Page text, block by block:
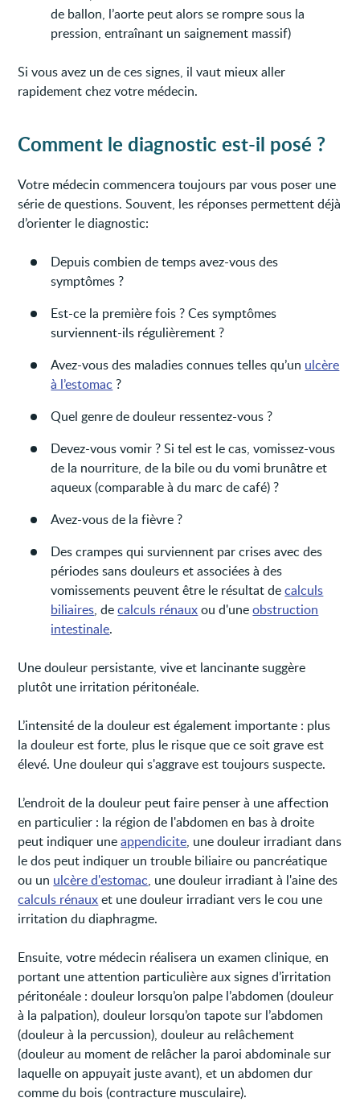
de ballon, l’aorte peut alors se rompre sous la
pression, entraînant un saignement massif)
Si vous avez un de ces signes, il vaut mieux aller
rapidement chez votre médecin.
Comment le diagnostic est-il posé ?
Votre médecin commencera toujours par vous poser une
série de questions. Souvent, les réponses permettent déjà
d’orienter le diagnostic:
Depuis combien de temps avez-vous des
symptômes ?
Est-ce la première fois ? Ces symptômes
surviennent-ils régulièrement ?
Avez-vous des maladies connues telles qu’un ulcère
à l’estomac ?
Quel genre de douleur ressentez-vous ?
Devez-vous vomir ? Si tel est le cas, vomissez-vous
de la nourriture, de la bile ou du vomi brunâtre et
aqueux (comparable à du marc de café) ?
Avez-vous de la fièvre ?
Des crampes qui surviennent par crises avec des
périodes sans douleurs et associées à des
vomissements peuvent être le résultat decalculs
biliaires, decalculs rénauxou d'uneobstruction
intestinale.
Une douleur persistante, vive et lancinante suggère
plutôt une irritation péritonéale.
L’intensité de la douleur est également importante : plus
la douleur est forte, plus le risque que ce soit grave est
élevé. Une douleur qui s'aggrave est toujours suspecte.
L’endroit de la douleur peut faire penser à une affection
en particulier : la région de l'abdomen en bas à droite
peut indiquer uneappendicite, une douleur irradiant dans
le dos peut indiquer un trouble biliaire ou pancréatique
ou un ulcère d'estomac, une douleur irradiant à l'aine des
calculs rénauxet une douleur irradiant vers le cou une
irritation du diaphragme.
Ensuite, votre médecin réalisera un examen clinique, en
portant une attention particulière aux signes d’irritation
péritonéale : douleur lorsqu’on palpe l’abdomen (douleur
à la palpation), douleur lorsqu’on tapote sur l’abdomen
(douleur à la percussion), douleur au relâchement
(douleur au moment de relâcher la paroi abdominale sur
laquelle on appuyait juste avant), et un abdomen dur
comme du bois (contracture musculaire).